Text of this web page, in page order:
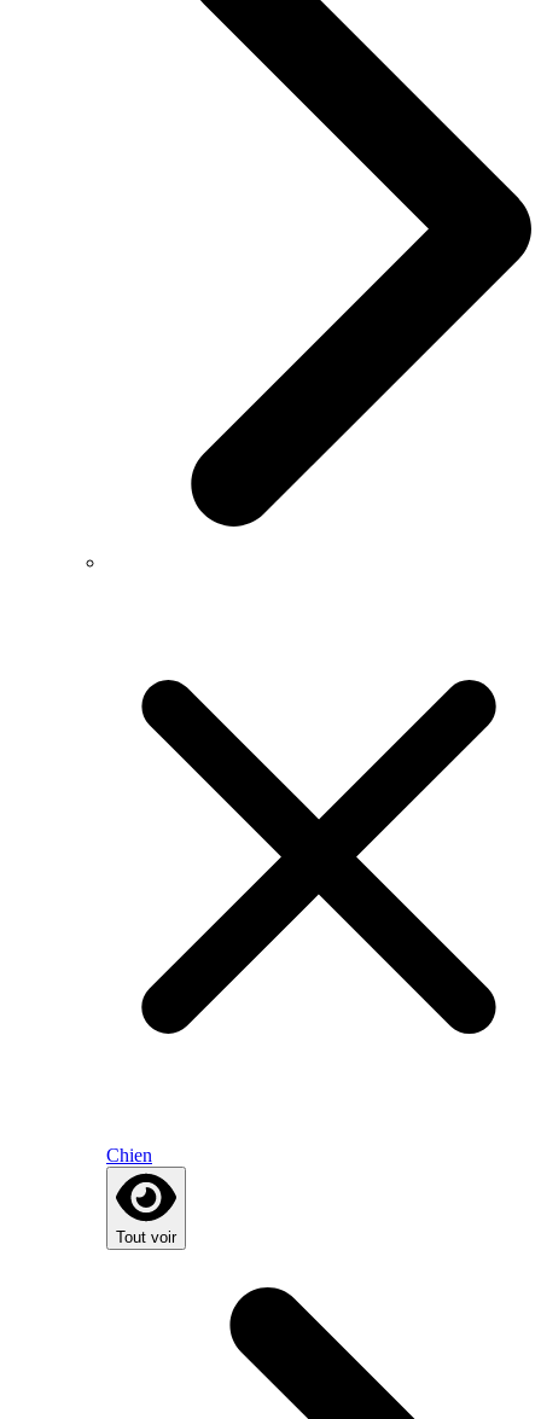
Chien
Tout voir